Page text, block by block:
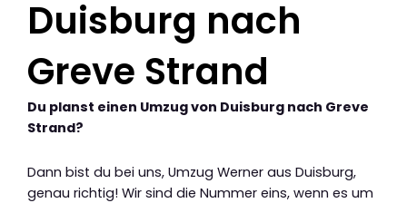
Duisburg nach
Greve Strand
Du planst einen Umzug von Duisburg nach Greve
Strand?
Dann bist du bei uns, Umzug Werner aus Duisburg,
genau richtig! Wir sind die Nummer eins, wenn es um